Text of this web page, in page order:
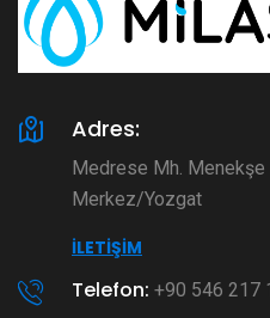
Adres:
Medrese Mh.
Merkez/Yozgat
İLETIŞIM
Telefon: +90 546 217